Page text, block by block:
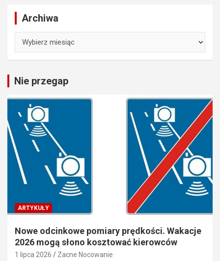
Archiwa
Nie przegap
ARTYKUŁY
Nowe odcinkowe pomiary prędkości. Wakacje
2026 mogą słono kosztować kierowców
1 lipca 2026 Zacne Nocowanie